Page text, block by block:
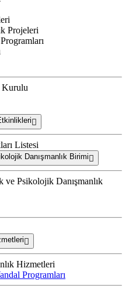
Projeleri
Kurulu
Listesi
Danışmanlık Birimi
ve Psikolojik Danışmanlık
Hizmetleri
Programları